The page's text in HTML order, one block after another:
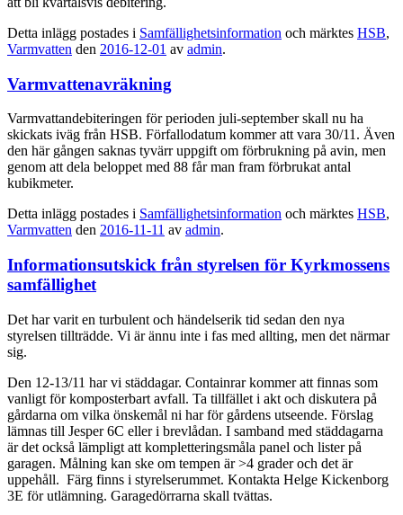
Detta inlägg postades i Samfällighetsinformation och märktes HSB,
Varmvatten den 2016-12-01 av admin.
Varmvattenavräkning
Varmvattandebiteringen för perioden juli-september skall nu ha
skickats iväg från HSB. Förfallodatum kommer att vara 30/11. Även
den här gången saknas tyvärr uppgift om förbrukning på avin, men
genom att dela beloppet med 88 får man fram förbrukat antal
kubikmeter.
Detta inlägg postades i Samfällighetsinformation och märktes HSB,
Varmvatten den 2016-11-11 av admin.
Informationsutskick från styrelsen för Kyrkmossens
samfällighet
Det har varit en turbulent och händelserik tid sedan den nya
styrelsen tillträdde. Vi är ännu inte i fas med allting, men det närmar
sig.
Den 12-13/11 har vi städdagar. Containrar kommer att finnas som
vanligt för komposterbart avfall. Ta tillfället i akt och diskutera på
gårdarna om vilka önskemål ni har för gårdens utseende. Förslag
lämnas till Jesper 6C eller i brevlådan. I samband med städdagarna
är det också lämpligt att kompletteringsmåla panel och lister på
garagen. Målning kan ske om tempen är >4 grader och det är
uppehåll. Färg finns i styrelserummet. Kontakta Helge Kickenborg
3E för utlämning. Garagedörrarna skall tvättas.